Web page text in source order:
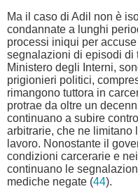
Ma il caso di Adil non è
condannate a lunghi
processi iniqui per
segnalazioni di episodi di
Ministero degli Interni,
prigionieri politici,
rimangono tuttora in
protrae da oltre un
continuano a subire
arbitrarie, che ne limitano
lavoro. Nonostante il
condizioni carcerarie e
continuano le
mediche negate (44).